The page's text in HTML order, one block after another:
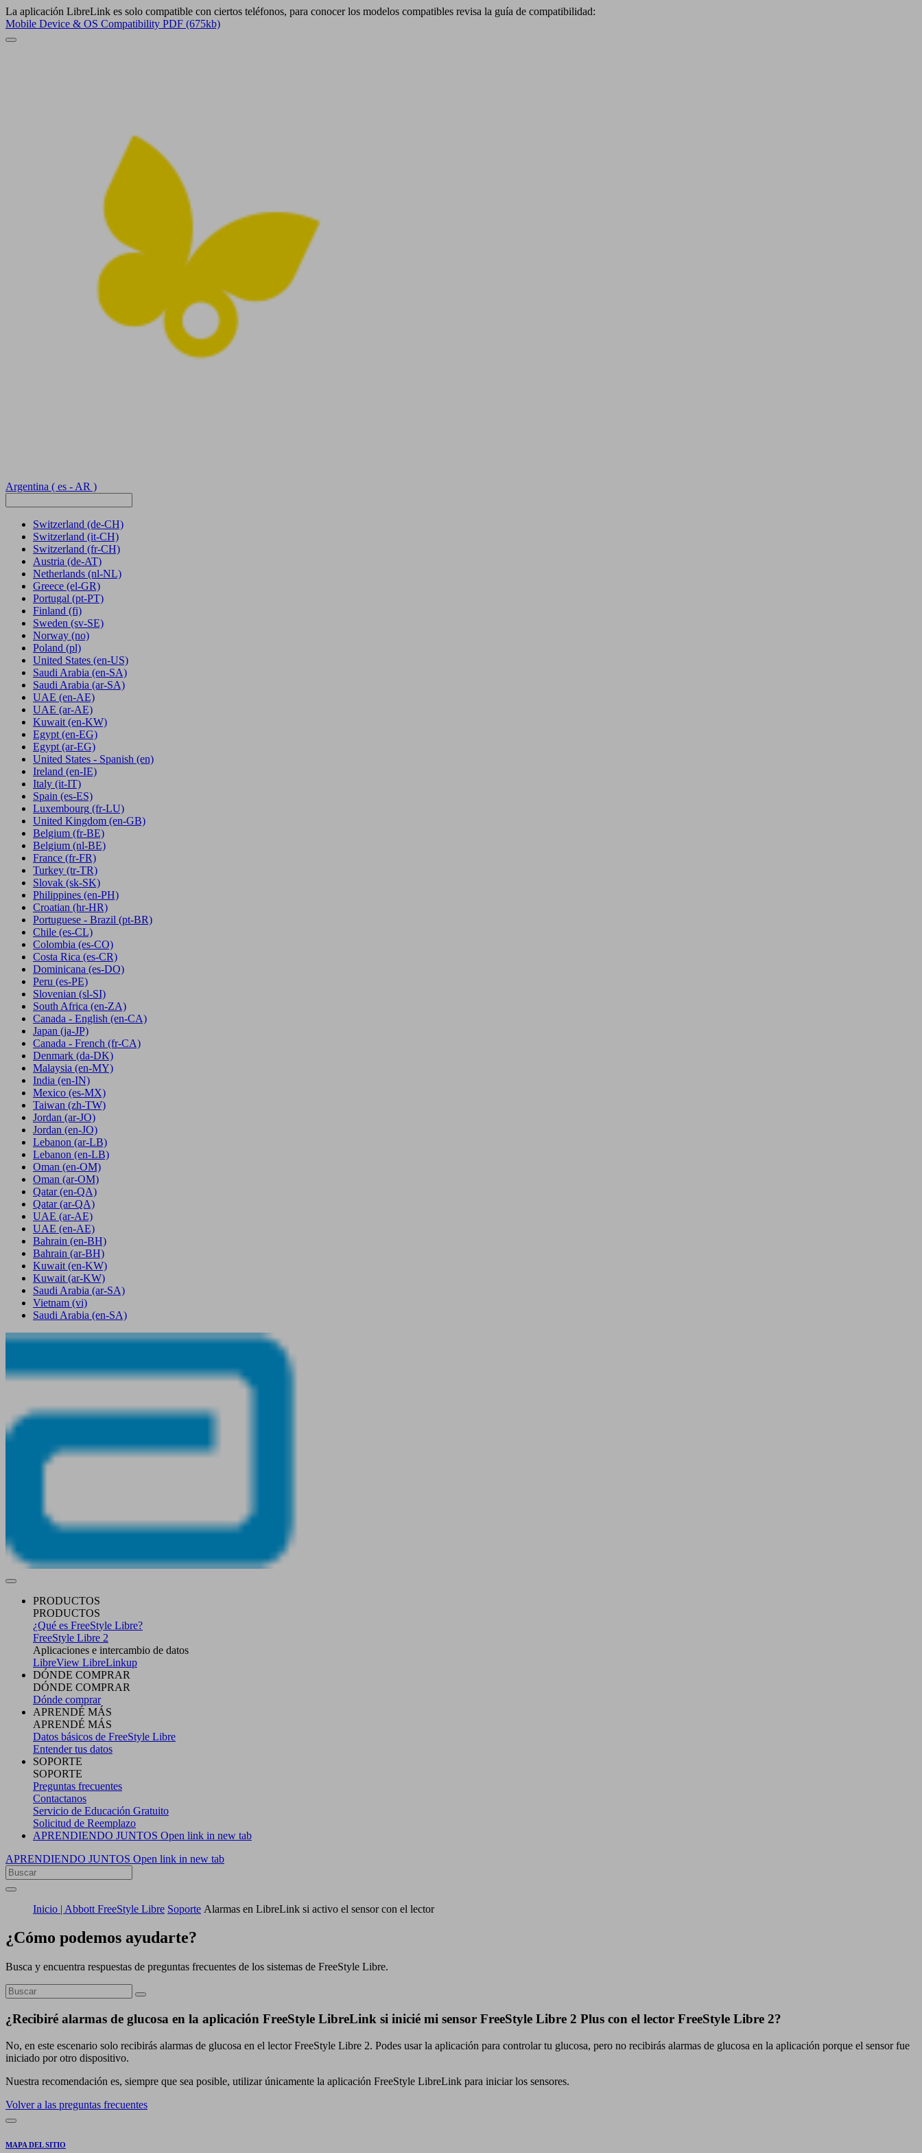
La aplicación LibreLink es solo compatible con ciertos teléfonos, para conocer los modelos compatibles revisa la guía de compatibilidad:
Mobile Device & OS Compatibility PDF (675kb)
Argentina ( es - AR )
Switzerland (de-CH)
Switzerland (it-CH)
Switzerland (fr-CH)
Austria (de-AT)
Netherlands (nl-NL)
Greece (el-GR)
Portugal (pt-PT)
Finland (fi)
Sweden (sv-SE)
Norway (no)
Poland (pl)
United States (en-US)
Saudi Arabia (en-SA)
Saudi Arabia (ar-SA)
UAE (en-AE)
UAE (ar-AE)
Kuwait (en-KW)
Egypt (en-EG)
Egypt(ar-EG)
United States - Spanish (en)
Ireland (en-IE)
Italy (it-IT)
Spain (es-ES)
Luxembourg (fr-LU)
United Kingdom (en-GB)
Belgium (fr-BE)
Belgium (nl-BE)
France (fr-FR)
Turkey (tr-TR)
Slovak (sk-SK)
Philippines (en-PH)
Croatian (hr-HR)
Portuguese - Brazil (pt-BR)
Chile (es-CL)
Colombia (es-CO)
Costa Rica (es-CR)
Dominicana (es-DO)
Peru (es-PE)
Slovenian (sl-SI)
South Africa (en-ZA)
Canada - English (en-CA)
Japan (ja-JP)
Canada - French (fr-CA)
Denmark (da-DK)
Malaysia (en-MY)
India (en-IN)
Mexico (es-MX)
Taiwan (zh-TW)
Jordan (ar-JO)
Jordan (en-JO)
Lebanon (ar-LB)
Lebanon (en-LB)
Oman (en-OM)
Oman (ar-OM)
Qatar (en-QA)
Qatar (ar-QA)
UAE (ar-AE)
UAE (en-AE)
Bahrain (en-BH)
Bahrain (ar-BH)
Kuwait (en-KW)
Kuwait (ar-KW)
Saudi Arabia (ar-SA)
Vietnam (vi)
Saudi Arabia (en-SA)
PRODUCTOS
PRODUCTOS
¿Qué es FreeStyle Libre?
FreeStyle Libre 2
Aplicaciones e intercambio de datos
LibreView LibreLinkup
DÓNDE COMPRAR
DÓNDE COMPRAR
Dónde comprar
APRENDÉ MÁS
APRENDÉ MÁS
Datos básicos de FreeStyle Libre
Entender tus datos
SOPORTE
SOPORTE
Preguntas frecuentes
Contactanos
Servicio de Educación Gratuito
Solicitud de Reemplazo
APRENDIENDO JUNTOS Open link in new tab
APRENDIENDO JUNTOS Open link in new tab
Inicio | Abbott FreeStyle Libre Soporte Alarmas en LibreLink si activo el sensor con el lector
¿Cómo podemos ayudarte?
Busca y encuentra respuestas de preguntas frecuentes de los sistemas de FreeStyle Libre.
¿Recibiré alarmas de glucosa en la aplicación FreeStyle LibreLink si inicié mi sensor FreeStyle Libre 2 Plus con el lector FreeStyle Libre 2?
No, en este escenario solo recibirás alarmas de glucosa en el lector FreeStyle Libre 2. Podes usar la aplicación para controlar tu glucosa, pero no recibirás alarmas de glucosa en la aplicación porque el sensor fue
iniciado por otro dispositivo.
Nuestra recomendación es, siempre que sea posible, utilizar únicamente la aplicación FreeStyle LibreLink para iniciar los sensores.
Volver a las preguntas frecuentes
MAPA DEL SITIO